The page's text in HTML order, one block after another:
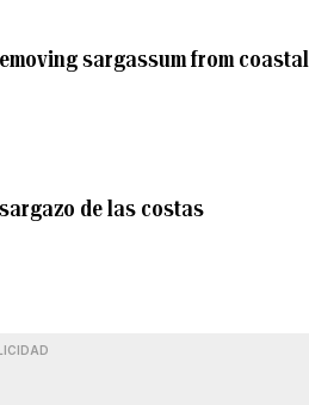
sargassum from coastal
de las costas